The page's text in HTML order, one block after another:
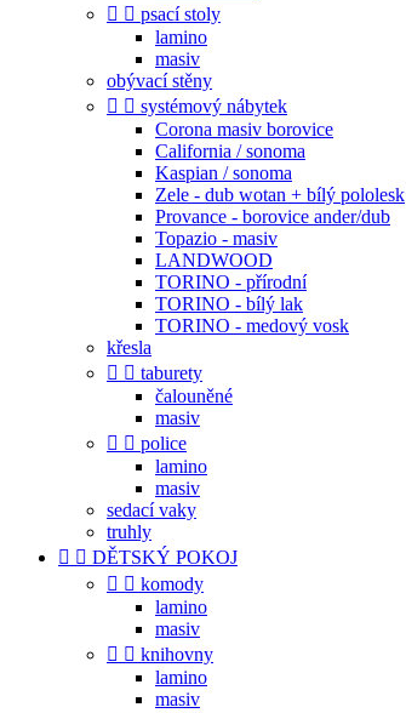
  psací stoly
lamino
masiv
obývací stěny
  systémový nábytek
Corona masiv borovice
California / sonoma
Kaspian / sonoma
Zele - dub wotan + bílý pololesk
Provance - borovice ander/dub
Topazio - masiv
LANDWOOD
TORINO - přírodní
TORINO - bílý lak
TORINO - medový vosk
křesla
  taburety
čalouněné
masiv
  police
lamino
masiv
sedací vaky
truhly
  DĚTSKÝ POKOJ
  komody
lamino
masiv
  knihovny
lamino
masiv